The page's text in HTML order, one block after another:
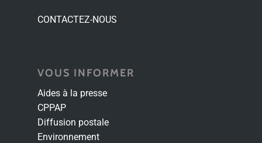
CONTACTEZ-NOUS
VOUS INFORMER
Aides à la presse
CPPAP
Diffusion postale
Environnement